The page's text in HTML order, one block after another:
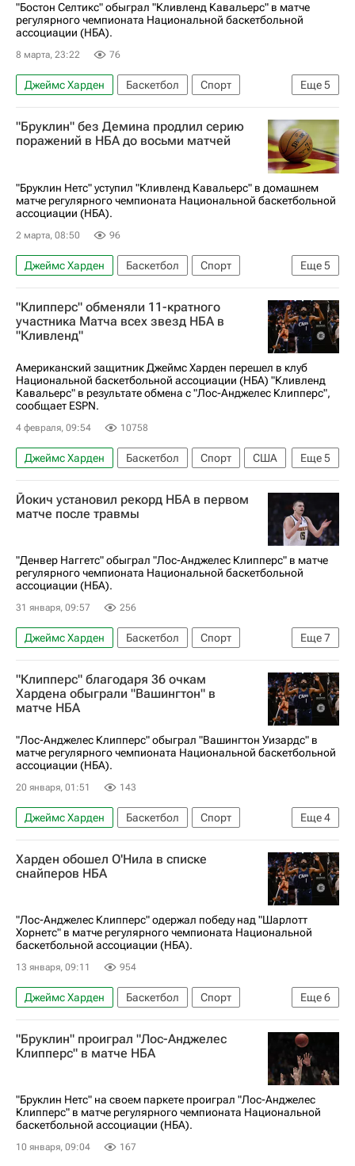
"Бостон Селтикс" обыграл "Кливленд Кавальерс" в матче
регулярного чемпионата Национальной баскетбольной
ассоциации (НБА).
8 марта, 23:22 76
Еще5
Джеймс Харден Баскетбол
Спорт
Кливленд
Джейлен Браун
Кливленд Кавальерс
Донован Митчелл
"Бруклин" без Демина продлил серию
поражений в НБА до восьми матчей
"Бруклин Нетс" уступил "Кливленд Кавальерс" в домашнем
матче регулярного чемпионата Национальной баскетбольной
ассоциации (НБА).
2 марта, 08:50 96
Еще5
Джеймс Харден Баскетбол
Спорт
Егор Демин
Майкл Портер
Кливленд Кавальерс
Бруклин Нетс
Лос-Анджелес Лейкерс
"Клипперс" обменяли 11-кратного
участника Матча всех звезд НБА в
"Кливленд"
Американский защитник Джеймс Харден перешел в клуб
Национальной баскетбольной ассоциации (НБА) "Кливленд
Кавальерс" в результате обмена с "Лос-Анджелес Клипперс",
сообщает ESPN.
4 февраля, 09:54 10758
Еще5
Джеймс Харден Баскетбол Спорт
США
Кливленд
Кливленд Кавальерс
Лос-Анджелес Клипперс
Йокич установил рекорд НБА в первом
матче после травмы
"Денвер Наггетс" обыграл "Лос-Анджелес Клипперс" в матче
регулярного чемпионата Национальной баскетбольной
ассоциации (НБА).
31 января, 09:57 256
Еще7
Джеймс Харден Баскетбол
Спорт
Денвер
Никола Йокич
Лука Дончич
Лос-Анджелес Клипперс
Денвер Наггетс
Майами Хит
"Клипперс" благодаря 36 очкам
Хардена обыграли "Вашингтон" в
матче НБА
"Лос-Анджелес Клипперс" обыграл "Вашингтон Уизардс" в
матче регулярного чемпионата Национальной баскетбольной
ассоциации (НБА).
20 января, 01:51 143
Еще4
Джеймс Харден Баскетбол
Спорт
Лос-Анджелес Клипперс
Вашингтон Уизардс
Оклахома-Сити Тандер
НБА
Харден обошел О'Нила в списке
снайперов НБА
"Лос-Анджелес Клипперс" одержал победу над "Шарлотт
Хорнетс" в матче регулярного чемпионата Национальной
баскетбольной ассоциации (НБА).
13 января, 09:11 954
Еще6
Джеймс Харден Баскетбол
Спорт
Лос-Анджелес
Егор Демин
Шакил О'Нил
Лос-Анджелес Клипперс
Шарлотт Хорнетс
"Бруклин" проиграл "Лос-Анджелес
Клипперс" в матче НБА
"Бруклин Нетс" на своем паркете проиграл "Лос-Анджелес
Клипперс" в матче регулярного чемпионата Национальной
баскетбольной ассоциации (НБА).
10 января, 09:04 167